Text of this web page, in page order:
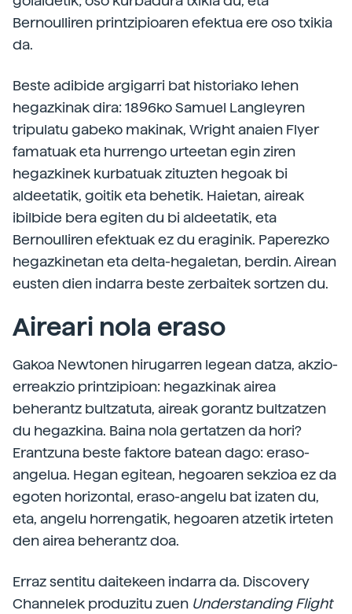
Bernoulliren printzipioaren efektua ere oso txikia
da.
Beste adibide argigarri bat historiako lehen
hegazkinak dira: 1896ko Samuel Langleyren
tripulatu gabeko makinak, Wright anaien Flyer
famatuak eta hurrengo urteetan egin ziren
hegazkinek kurbatuak zituzten hegoak bi
aldeetatik, goitik eta behetik. Haietan, aireak
ibilbide bera egiten du bi aldeetatik, eta
Bernoulliren efektuak ez du eraginik. Paperezko
hegazkinetan eta delta-hegaletan, berdin. Airean
eusten dien indarra beste zerbaitek sortzen du.
Aireari nola eraso
Gakoa Newtonen hirugarren legean datza, akzio-
erreakzio printzipioan: hegazkinak airea
beherantz bultzatuta, aireak gorantz bultzatzen
du hegazkina. Baina nola gertatzen da hori?
Erantzuna beste faktore batean dago: eraso-
angelua. Hegan egitean, hegoaren sekzioa ez da
egoten horizontal, eraso-angelu bat izaten du,
eta, angelu horrengatik, hegoaren atzetik irteten
den airea beherantz doa.
Erraz sentitu daitekeen indarra da. Discovery
Channelek produzitu zuen Understanding Flight